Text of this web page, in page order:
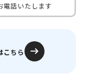
電話いたします
こちら